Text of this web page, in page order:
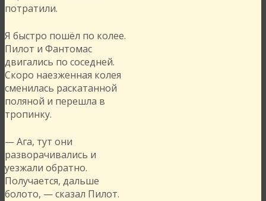
потратили.
Я быстро пошёл по колее.
Пилот и Фантомас
двигались по соседней.
Скоро наезженная колея
сменилась раскатанной
поляной и перешла в
тропинку.
— Ага, тут они
разворачивались и
уезжали обратно.
Получается, дальше
болото, — сказал Пилот.